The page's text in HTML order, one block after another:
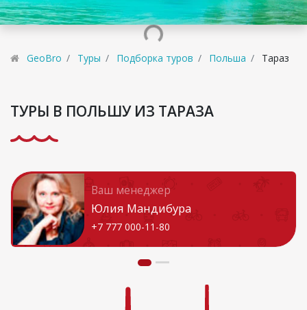
GeoBro Туры Подборка туров Польша Тараз
ТУРЫ В ПОЛЬШУ ИЗ ТАРАЗА
Ваш менеджер
Юлия Мандибура
+7 777 000-11-80